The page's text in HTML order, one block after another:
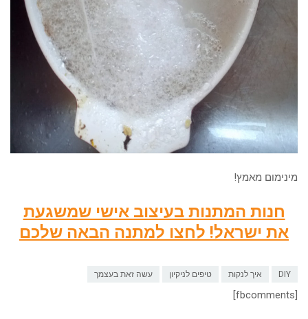
מינימום מאמץ!
חנות המתנות בעיצוב אישי שמשגעת
את ישראל! לחצו למתנה הבאה שלכם
DIY איך לנקות טיפים לניקיון עשה זאת בעצמך